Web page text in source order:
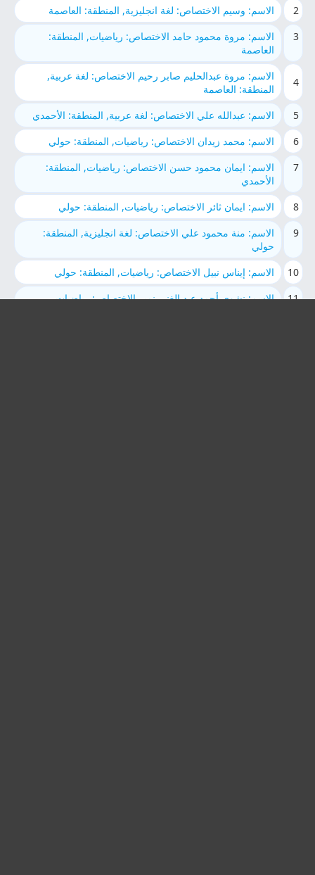
2
الاسم: وسيم الاختصاص: لغة انجليزية, المنطقة: العاصمة
3
الاسم: مروة محمود حامد الاختصاص: رياضيات, المنطقة:
العاصمة
4
الاسم: مروة عبدالحليم صابر رحيم الاختصاص: لغة عربية,
المنطقة: العاصمة
5
الاسم: عبدالله علي الاختصاص: لغة عربية, المنطقة: الأحمدي
6
الاسم: محمد زيدان الاختصاص: رياضيات, المنطقة: حولي
7
الاسم: ايمان محمود حسن الاختصاص: رياضيات, المنطقة:
الأحمدي
8
الاسم: ايمان ثائر الاختصاص: رياضيات, المنطقة: حولي
9
الاسم: منة محمود علي الاختصاص: لغة انجليزية, المنطقة:
حولي
10
الاسم: إيناس نبيل الاختصاص: رياضيات, المنطقة: حولي
11
الاسم: نشوى أحمد عبد الغنى نمير الاختصاص: رياضيات,